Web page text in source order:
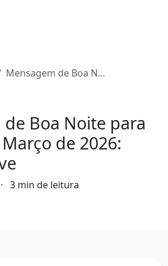
Mensagem de Boa Noite para hoje, 23 de Março de 2026: Coração Leve
Boa Noite para
de 2026:
· 3 min de leitura